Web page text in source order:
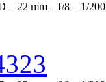
– 22 mm – f/8 – 1/200